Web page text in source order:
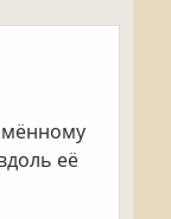
её